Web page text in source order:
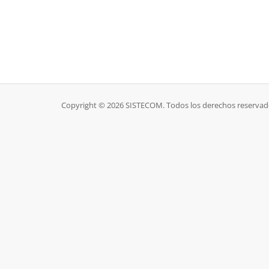
Copyright © 2026 SISTECOM. Todos los derechos